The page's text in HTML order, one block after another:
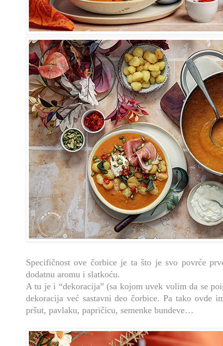
Specifičnost ove čorbice je ta što je svo povrće
dodatnu aromu i slatkoću.
A tu je i “dekoracija” (sa kojom uvek volim da se
dekoracija već sastavni deo čorbice. Pa tako ovde
pršut, pavlaku, papričicu, semenke bundeve…